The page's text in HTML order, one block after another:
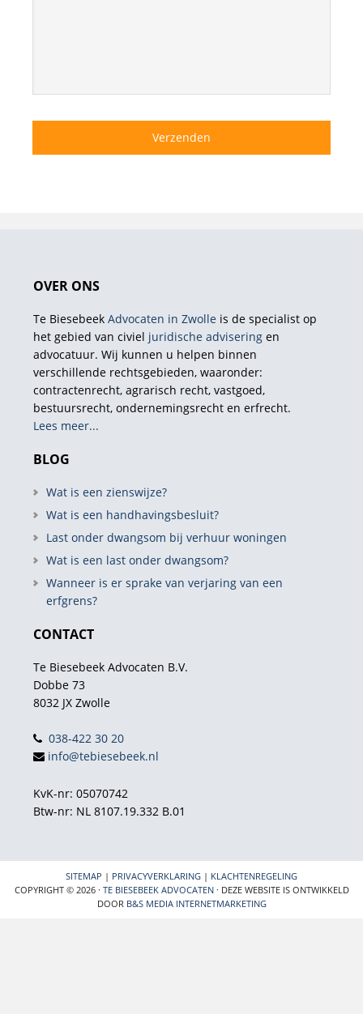
OVER ONS
Te Biesebeek Advocaten in Zwolle is de specialist op
het gebied van civiel juridische adviseringen
advocatuur. Wij kunnen u helpen binnen
verschillende rechtsgebieden, waaronder:
contractenrecht, agrarisch recht, vastgoed,
bestuursrecht, ondernemingsrecht en erfrecht.
Lees meer...
BLOG
Wat is een zienswijze?
Wat is een handhavingsbesluit?
Last onder dwangsom bij verhuur woningen
Wat is een last onder dwangsom?
Wanneer is er sprake van verjaring van een
erfgrens?
CONTACT
Te Biesebeek Advocaten B.V.
Dobbe 73
8032 JX Zwolle
038-422 30 20
info@tebiesebeek.nl
KvK-nr: 05070742
Btw-nr: NL 8107.19.332 B.01
SITEMAP | PRIVACYVERKLARING | KLACHTENREGELING
COPYRIGHT © 2026 · TE BIESEBEEK ADVOCATEN· DEZE WEBSITE IS ONTWIKKELD
DOOR B&S MEDIA INTERNETMARKETING